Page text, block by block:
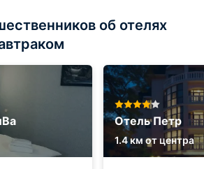
об отелях
Отель Петр
1.4 км от центра